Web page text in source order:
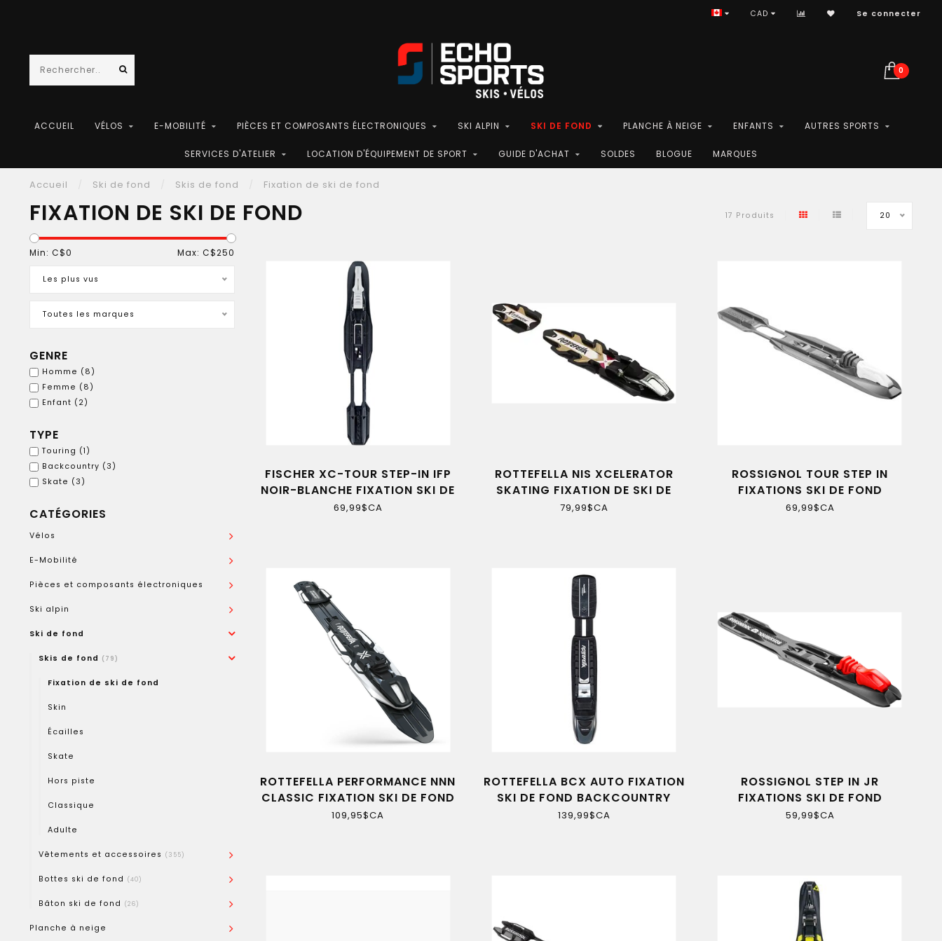
CAD Se connecter
0
ACCUEIL VÉLOS E-MOBILITÉ PIÈCES ET COMPOSANTS ÉLECTRONIQUES SKI ALPIN SKI DE FOND PLANCHE À NEIGE ENFANTS AUTRES SPORTS
SERVICES D'ATELIER LOCATION D'ÉQUIPEMENT DE SPORT GUIDE D'ACHAT SOLDES BLOGUE MARQUES
Accueil Ski de fond Skis de fond Fixation de ski de fond
FIXATION DE SKI DE FOND 17 Produits 20
Min: C$0 Max: C$250
Les plus vus
Toutes les marques
GENRE
Homme (8)
Femme (8)
Enfant (2)
TYPE
Touring (1)
Backcountry (3)
Skate (3)
CATÉGORIES
Vélos
E-Mobilité
Pièces et composants électroniques
Ski alpin
Ski de fond
Skis de fond (79)
Fixation de ski de fond
Skin
Écailles
Skate
Hors piste
Classique
Adulte
Vêtements et accessoires (355)
Bottes ski de fond (40)
Bâton ski de fond (26)
Planche à neige
FISCHER XC-TOUR STEP-IN IFP
NOIR-BLANCHE FIXATION SKI DE
FOND
69,99$CA
ROTTEFELLA NIS XCELERATOR
SKATING FIXATION DE SKI DE
FOND
79,99$CA
ROSSIGNOL TOUR STEP IN
FIXATIONS SKI DE FOND
69,99$CA
ROTTEFELLA PERFORMANCE NNN
CLASSIC FIXATION SKI DE FOND
SR
109,95$CA
ROTTEFELLA BCX AUTO FIXATION
SKI DE FOND BACKCOUNTRY
139,99$CA
ROSSIGNOL STEP IN JR
FIXATIONS SKI DE FOND
59,99$CA